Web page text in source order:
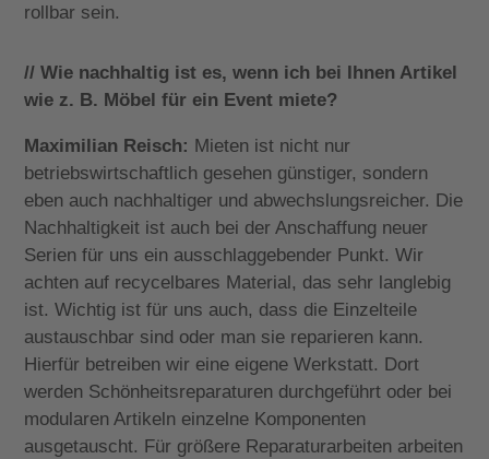
rollbar sein.
// Wie nachhaltig ist es, wenn ich bei Ihnen Artikel
wie z. B. Möbel für ein Event miete?
Maximilian Reisch: Mieten ist nicht nur
betriebswirtschaftlich gesehen günstiger, sondern
eben auch nachhaltiger und abwechslungsreicher. Die
Nachhaltigkeit ist auch bei der Anschaffung neuer
Serien für uns ein ausschlaggebender Punkt. Wir
achten auf recycelbares Material, das sehr langlebig
ist. Wichtig ist für uns auch, dass die Einzelteile
austauschbar sind oder man sie reparieren kann.
Hierfür betreiben wir eine eigene Werkstatt. Dort
werden Schönheitsreparaturen durchgeführt oder bei
modularen Artikeln einzelne Komponenten
ausgetauscht. Für größere Reparaturarbeiten arbeiten